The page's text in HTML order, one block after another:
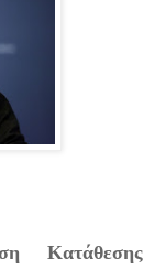
Κατάθεσης